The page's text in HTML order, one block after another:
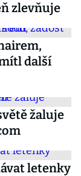
zlevňuje
další
žaluje
letenky